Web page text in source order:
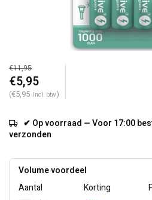
€11,95
€5,95
(€5,95 Incl. btw)
✔ Op voorraad — Voor 17:00
verzonden
Volume voordeel
Aantal
Korting